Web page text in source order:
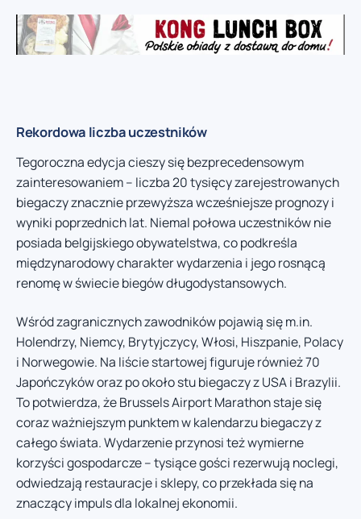
Rekordowa liczba uczestników
Tegoroczna edycja cieszy się bezprecedensowym
zainteresowaniem – liczba 20 tysięcy zarejestrowanych
biegaczy znacznie przewyższa wcześniejsze prognozy i
wyniki poprzednich lat. Niemal połowa uczestników nie
posiada belgijskiego obywatelstwa, co podkreśla
międzynarodowy charakter wydarzenia i jego rosnącą
renomę w świecie biegów długodystansowych.
Wśród zagranicznych zawodników pojawią się m.in.
Holendrzy, Niemcy, Brytyjczycy, Włosi, Hiszpanie, Polacy
i Norwegowie. Na liście startowej figuruje również 70
Japończyków oraz po około stu biegaczy z USA i Brazylii.
To potwierdza, że Brussels Airport Marathon staje się
coraz ważniejszym punktem w kalendarzu biegaczy z
całego świata. Wydarzenie przynosi też wymierne
korzyści gospodarcze – tysiące gości rezerwują noclegi,
odwiedzają restauracje i sklepy, co przekłada się na
znaczący impuls dla lokalnej ekonomii.